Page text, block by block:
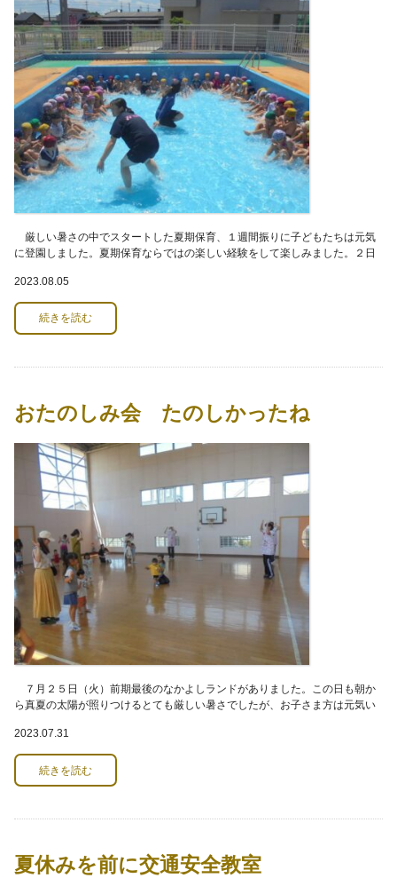
厳しい暑さの中でスタートした夏期保育、１週間振りに子どもたちは元気
に登園しました。夏期保育ならではの楽しい経験をして楽しみました。２日
2023.08.05
続きを読む
おたのしみ会 たのしかったね
７月２５日（火）前期最後のなかよしランドがありました。この日も朝か
ら真夏の太陽が照りつけるとても厳しい暑さでしたが、お子さま方は元気い
2023.07.31
続きを読む
夏休みを前に交通安全教室